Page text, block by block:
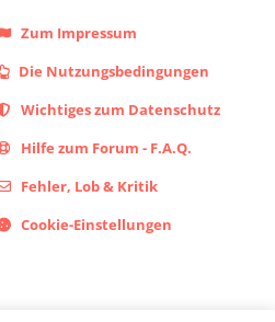
Zum Impressum
Die Nutzungsbedingungen
Wichtiges zum Datenschutz
Hilfe zum Forum - F.A.Q.
Fehler, Lob & Kritik
Cookie-Einstellungen